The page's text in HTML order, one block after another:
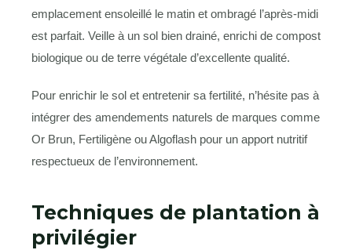
emplacement ensoleillé le matin et ombragé l’après-midi
est parfait. Veille à un sol bien drainé, enrichi de compost
biologique ou de terre végétale d’excellente qualité.
Pour enrichir le sol et entretenir sa fertilité, n’hésite pas à
intégrer des amendements naturels de marques comme
Or Brun, Fertiligène ou Algoflash pour un apport nutritif
respectueux de l’environnement.
Techniques de plantation à
privilégier